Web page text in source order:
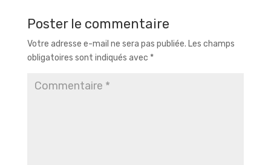
Poster le commentaire
Votre adresse e-mail ne sera pas publiée. Les champs
obligatoires sont indiqués avec *